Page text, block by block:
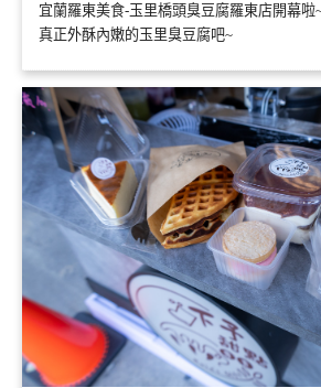
宜蘭羅東美食-玉里橋頭臭豆腐羅東店開幕啦
真正外酥內嫩的玉里臭豆腐吧~